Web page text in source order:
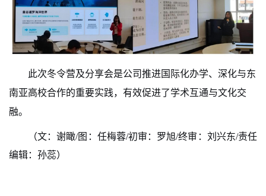
此次冬令营及分享会是公司推进国际化办学、深化与东
南亚高校合作的重要实践，有效促进了学术互通与文化交
融。
（文：谢瞰/图：任梅蓉/初审：罗旭/终审：刘兴东/责任
编辑：孙蕊）